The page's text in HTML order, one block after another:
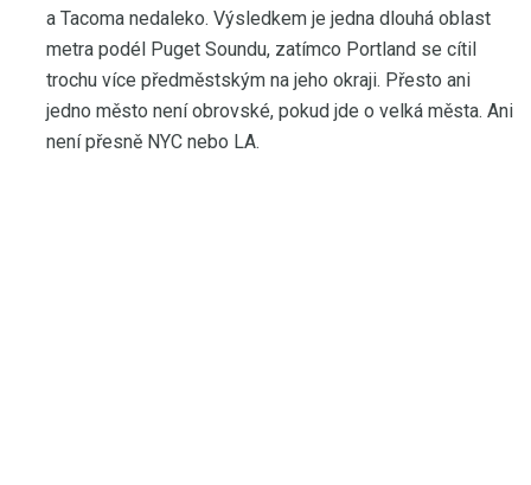
a Tacoma nedaleko. Výsledkem je jedna dlouhá oblast
metra podél Puget Soundu, zatímco Portland se cítil
trochu více předměstským na jeho okraji. Přesto ani
jedno město není obrovské, pokud jde o velká města. Ani
není přesně NYC nebo LA.